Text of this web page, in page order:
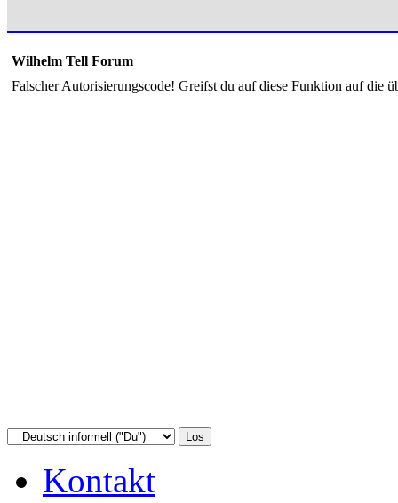
Wilhelm Tell Forum
Falscher Autorisierungscode! Greifst du auf diese Funktion auf die
Kontakt